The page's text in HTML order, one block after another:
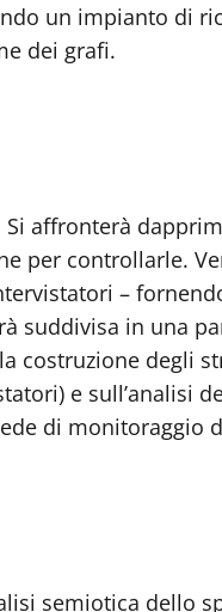
un impianto di
dei grafi.
affronterà
per controllarle.
–
suddivisa in una
costruzione degli
e sull’analisi
di monitoraggio
semiotica dello